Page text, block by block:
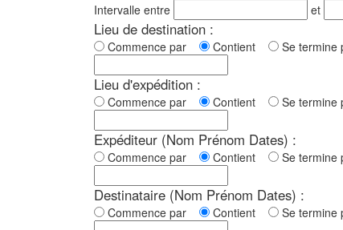
Intervalle entre et
Lieu de destination :
Commence par Contient Se termine
Lieu d'expédition :
Commence par Contient Se termine
Expéditeur (Nom Prénom Dates) :
Commence par Contient Se termine
Destinataire (Nom Prénom Dates) :
Commence par Contient Se termine